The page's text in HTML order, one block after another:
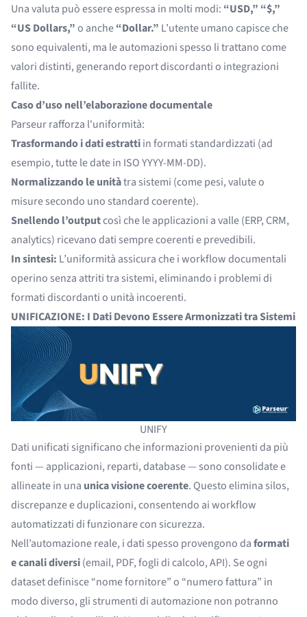
Una valuta può essere espressa in molti modi: “USD,” “$,”
“US Dollars,”o anche“Dollar.” L’utente umano capisce che
sono equivalenti, ma le automazioni spesso li trattano come
valori distinti, generando report discordanti o integrazioni
fallite.
Caso d’uso nell’elaborazione documentale
Parseur rafforza l'uniformità:
Trasformando i dati estrattiin formati standardizzati (ad
esempio, tutte le date in ISO YYYY-MM-DD).
Normalizzando le unitàtra sistemi (come pesi, valute o
misure secondo uno standard coerente).
Snellendo l’outputcosì che le applicazioni a valle (ERP, CRM,
analytics) ricevano dati sempre coerenti e prevedibili.
In sintesi: L’uniformità assicura che i workflow documentali
operino senza attriti tra sistemi, eliminando i problemi di
formati discordanti o unità incoerenti.
UNIFICAZIONE: I Dati Devono Essere Armonizzati tra Sistemi
UNIFY
Dati unificati significano che informazioni provenienti da più
fonti — applicazioni, reparti, database — sono consolidate e
allineate in una unica visione coerente. Questo elimina silos,
discrepanze e duplicazioni, consentendo ai workflow
automatizzati di funzionare con sicurezza.
Nell’automazione reale, i dati spesso provengono daformati
e canali diversi(email, PDF, fogli di calcolo, API). Se ogni
dataset definisce “nome fornitore” o “numero fattura” in
modo diverso, gli strumenti di automazione non potranno